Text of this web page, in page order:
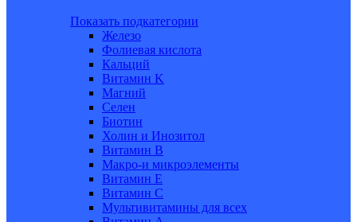
Показать подкатегории
Железо
Фолиевая кислота
Кальций
Витамин K
Магний
Селен
Биотин
Холин и Инозитол
Витамин B
Макро-и микроэлементы
Витамин Е
Витамин С
Мультивитамины для всех